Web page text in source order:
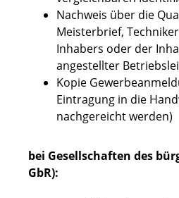
Nachweis über die
Meisterbrief,
Inhabers oder der
angestellter
Kopie
Eintragung in die
nachgereicht werden)
bei Gesellschaften des
GbR):